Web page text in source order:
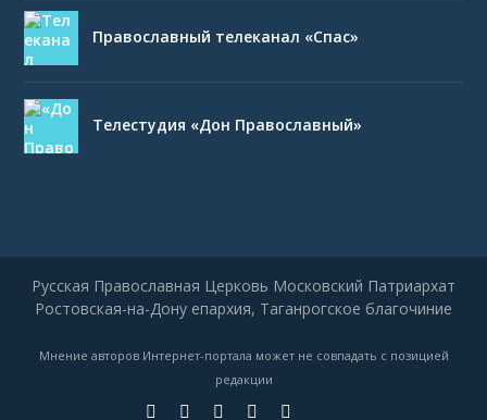
Православный телеканал «Спас»
Телестудия «Дон Православный»
Русская Православная Церковь Московский Патриархат
Ростовская-на-Дону епархия, Таганрогское благочиние
Мнение авторов Интернет-портала может не совпадать с позицией
редакции